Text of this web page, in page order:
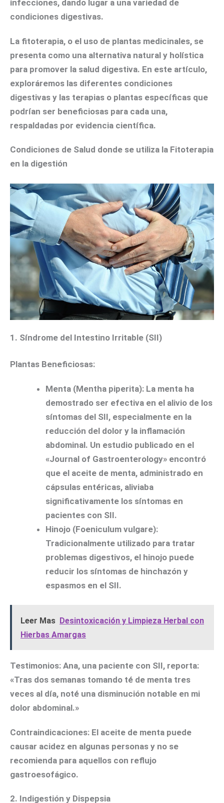
infecciones, dando lugar a una variedad de
condiciones digestivas.
La fitoterapia, o el uso de plantas medicinales, se
presenta como una alternativa natural y holística
para promover la salud digestiva. En este artículo,
exploráremos las diferentes condiciones
digestivas y las terapias o plantas específicas que
podrían ser beneficiosas para cada una,
respaldadas por evidencia científica.
Condiciones de Salud donde se utiliza la Fitoterapia
en la digestión
1. Síndrome del Intestino Irritable (SII)
Plantas Beneficiosas:
Menta (Mentha piperita): La menta ha
demostrado ser efectiva en el alivio de los
síntomas del SII, especialmente en la
reducción del dolor y la inflamación
abdominal. Un estudio publicado en el
«Journal of Gastroenterology» encontró
que el aceite de menta, administrado en
cápsulas entéricas, aliviaba
significativamente los síntomas en
pacientes con SII.
Hinojo (Foeniculum vulgare):
Tradicionalmente utilizado para tratar
problemas digestivos, el hinojo puede
reducir los síntomas de hinchazón y
espasmos en el SII.
Leer Mas Desintoxicación y Limpieza Herbal con
Hierbas Amargas
Testimonios: Ana, una paciente con SII, reporta:
«Tras dos semanas tomando té de menta tres
veces al día, noté una disminución notable en mi
dolor abdominal.»
Contraindicaciones: El aceite de menta puede
causar acidez en algunas personas y no se
recomienda para aquellos con reflujo
gastroesofágico.
2. Indigestión y Dispepsia